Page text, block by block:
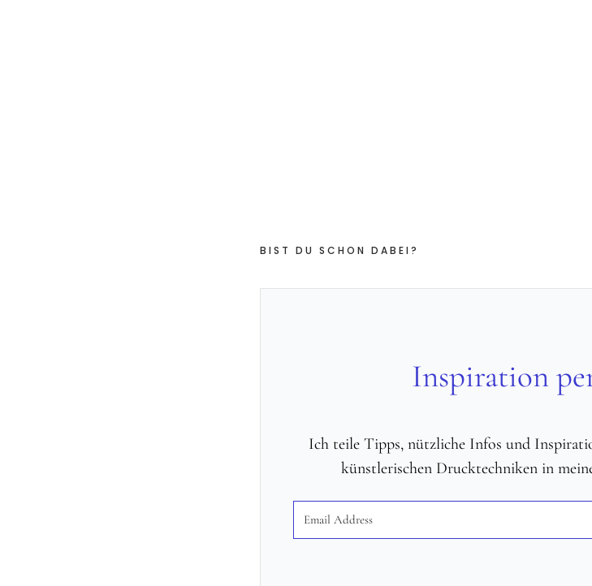
BIST DU SCHON DABEI?
Inspiration
Ich teile Tipps, nützliche Infos und
künstlerischen Drucktechniken in